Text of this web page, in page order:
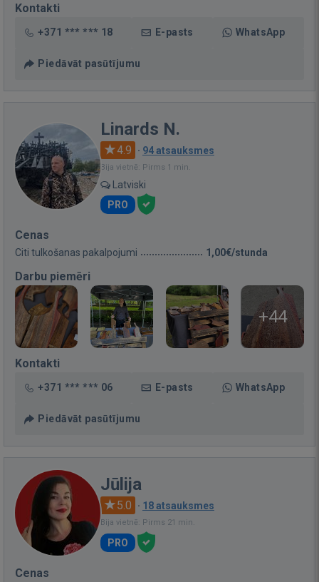
Kontakti
+371 *** *** 18 E-pasts WhatsApp
Piedāvāt pasūtījumu
Linards N.
4.9 · 94 atsauksmes
Bija vietnē: Pirms 1 min.
Latviski
PRO
Cenas
Citi tulkošanas pakalpojumi 1,00€/stunda
Darbu piemēri
+44
Kontakti
+371 *** *** 06 E-pasts WhatsApp
Piedāvāt pasūtījumu
Jūlija
5.0 · 18 atsauksmes
Bija vietnē: Pirms 21 min.
PRO
Cenas